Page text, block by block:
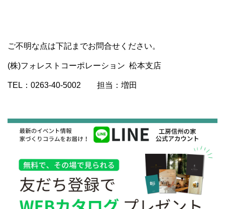
ご不明な点は下記までお問合せください。
(株)フォレストコーポレーション 松本支店
TEL：0263-40-5002 担当：増田